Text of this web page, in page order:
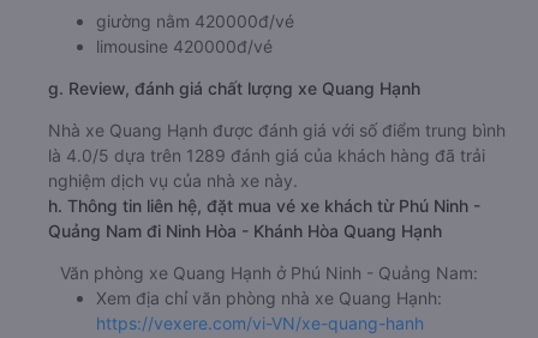
giường nằm 420000đ/vé
limousine 420000đ/vé
g. Review, đánh giá chất lượng xe Quang Hạnh
Nhà xe Quang Hạnh được đánh giá với số điểm trung bình
là 4.0/5 dựa trên 1289 đánh giá của khách hàng đã trải
nghiệm dịch vụ của nhà xe này.
h. Thông tin liên hệ, đặt mua vé xe khách từ Phú Ninh -
Quảng Nam đi Ninh Hòa - Khánh Hòa Quang Hạnh
Văn phòng xe Quang Hạnh ở Phú Ninh - Quảng Nam:
Xem địa chỉ văn phòng nhà xe Quang Hạnh:
https://vexere.com/vi-VN/xe-quang-hanh